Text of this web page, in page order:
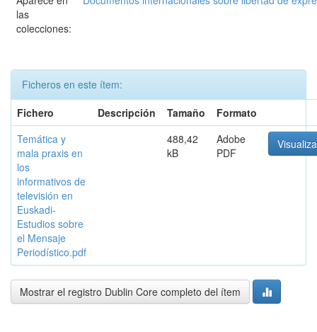
las
colecciones:
Ficheros en este ítem:
Fichero
Descripción Tamaño
Formato
Temática y
mala praxis en
los
informativos de
televisión en
Euskadi-
Estudios sobre
el Mensaje
Periodístico.pdf
488,42
kB
Adobe
PDF
Mostrar el registro Dublin Core completo del ítem